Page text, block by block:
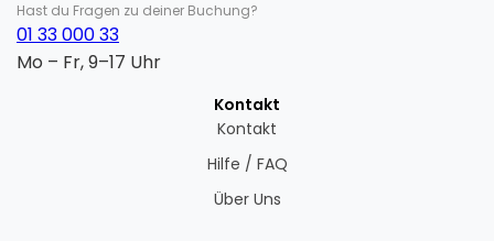
Hast du Fragen zu deiner Buchung?
01 33 000 33
Mo – Fr, 9–17 Uhr
Kontakt
Kontakt
Hilfe / FAQ
Über Uns